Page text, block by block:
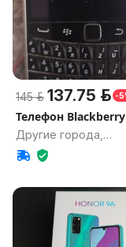
145 р. 137.75 р. -
Телефон Blackberry
Другие города,
Гомельская обл.